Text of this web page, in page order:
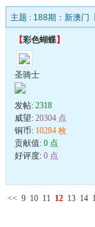
主题 : 188期：新澳门
【彩色蝴蝶】
圣骑士
发帖: 2318
威望: 20304 点
铜币: 10284 枚
贡献值: 0 点
好评度: 0 点
<< 9 10 11 12 13 14